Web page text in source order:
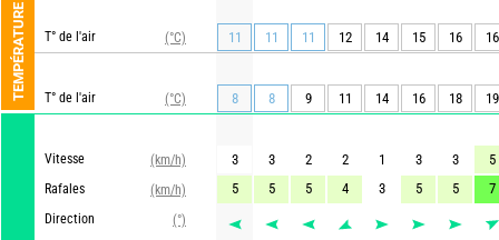
TEMPÉRATURE T° de l'air (°C)
T° de l'air (°C)
Vitesse
(km/h)
Rafales
(km/h)
Direction
(°)
11 11 11 12 14 15 16 16
8 8 9 11 14 16 18 19
3 3 2 2 1 3 3
5
5
5 5 4 3 5 5 7